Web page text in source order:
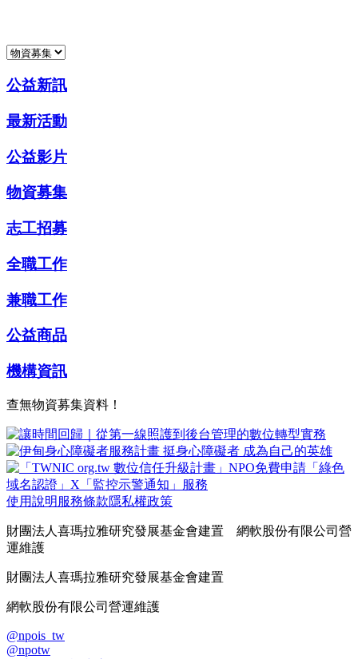
公益新訊
最新活動
公益影片
物資募集
志工招募
全職工作
兼職工作
公益商品
機構資訊
查無物資募集資料！
使用說明 服務條款隱私權政策
財團法人喜瑪拉雅研究發展基金會建置 網軟股份有限公司營
運維護
財團法人喜瑪拉雅研究發展基金會建置
網軟股份有限公司營運維護
@npois_tw
@npotw